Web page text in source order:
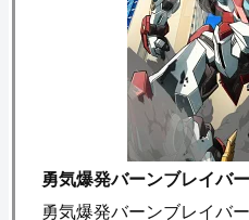
勇気爆発バーンブレイバ
勇気爆発バーンブレイバ